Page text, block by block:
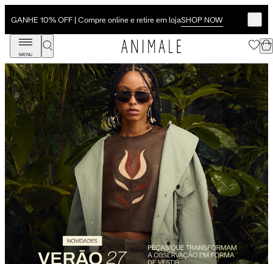
GANHE 10% OFF | Compre online e retire em lojaSHOP NOW
MENU